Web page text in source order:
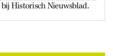
Historisch Nieuwsblad.